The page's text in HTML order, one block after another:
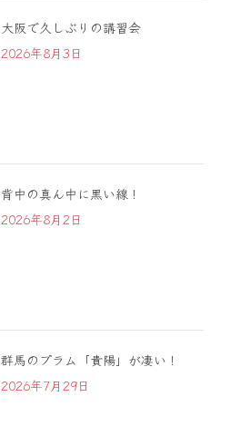
大阪で久しぶりの講習会
2026年8月3日
背中の真ん中に黒い線！
2026年8月2日
群馬のプラム「貴陽」が凄い！
2026年7月29日